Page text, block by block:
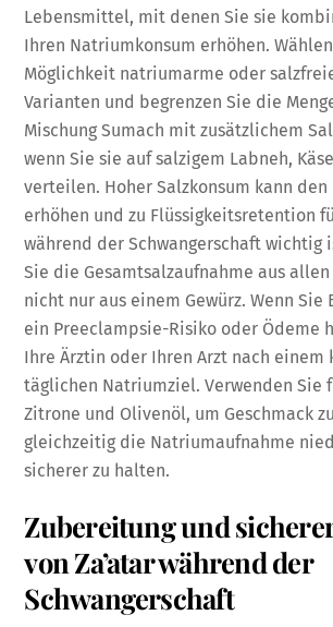
Lebensmittel, mit denen Sie sie
Ihren Natriumkonsum erhöhen.
Möglichkeit natriumarme oder
Varianten und begrenzen Sie die
Mischung Sumach mit zusätzlichem
wenn Sie sie auf salzigem Labneh,
verteilen. Hoher Salzkonsum kann
erhöhen und zu Flüssigkeitsretention
während der Schwangerschaft wichtig
Sie die Gesamtsalzaufnahme aus
nicht nur aus einem Gewürz. Wenn Sie
ein Preeclampsie-Risiko oder Ödeme
Ihre Ärztin oder Ihren Arzt nach einem
täglichen Natriumziel. Verwenden Sie
Zitrone und Olivenöl, um Geschmack
gleichzeitig die Natriumaufnahme
sicherer zu halten.
Zubereitung und
von Za’atar während der
Schwangerschaft